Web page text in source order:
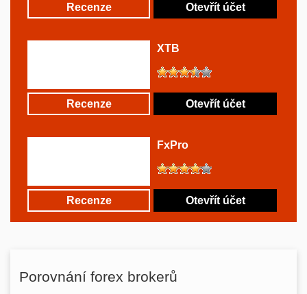
Recenze Otevřít účet
XTB
Recenze Otevřít účet
FxPro
Recenze Otevřít účet
Porovnání forex brokerů